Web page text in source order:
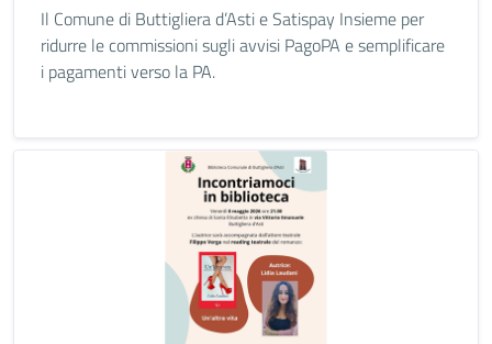
Il Comune di Buttigliera d’Asti e Satispay Insieme per
ridurre le commissioni sugli avvisi PagoPA e semplificare
i pagamenti verso la PA.